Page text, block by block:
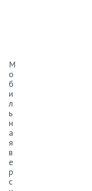
М
о
б
и
л
ь
н
а
я
в
е
р
с